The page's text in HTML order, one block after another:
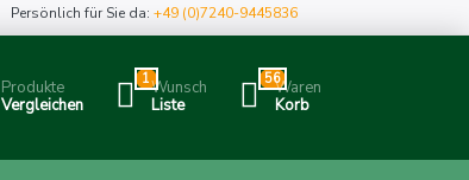
Persönlich für Sie da:+49 (0)7240-9445836
Produkte
Vergleichen
1Wunsch
Liste
56Waren
Korb